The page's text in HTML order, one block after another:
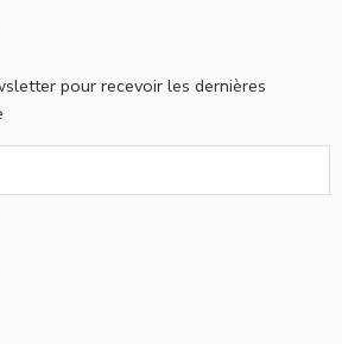
pour recevoir les dernières